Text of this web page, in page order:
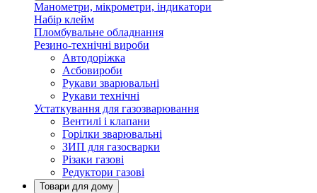
Манометри, мікрометри, індикатори
Набір клейм
Пломбувальне обладнання
Резино-технічні вироби
Автодоріжка
Асбовироби
Рукави зварювальні
Рукави технічні
Устаткування для газозварювання
Вентилі і клапани
Горілки зварювальні
ЗИП для газосварки
Різаки газові
Редуктори газові
Товари для дому